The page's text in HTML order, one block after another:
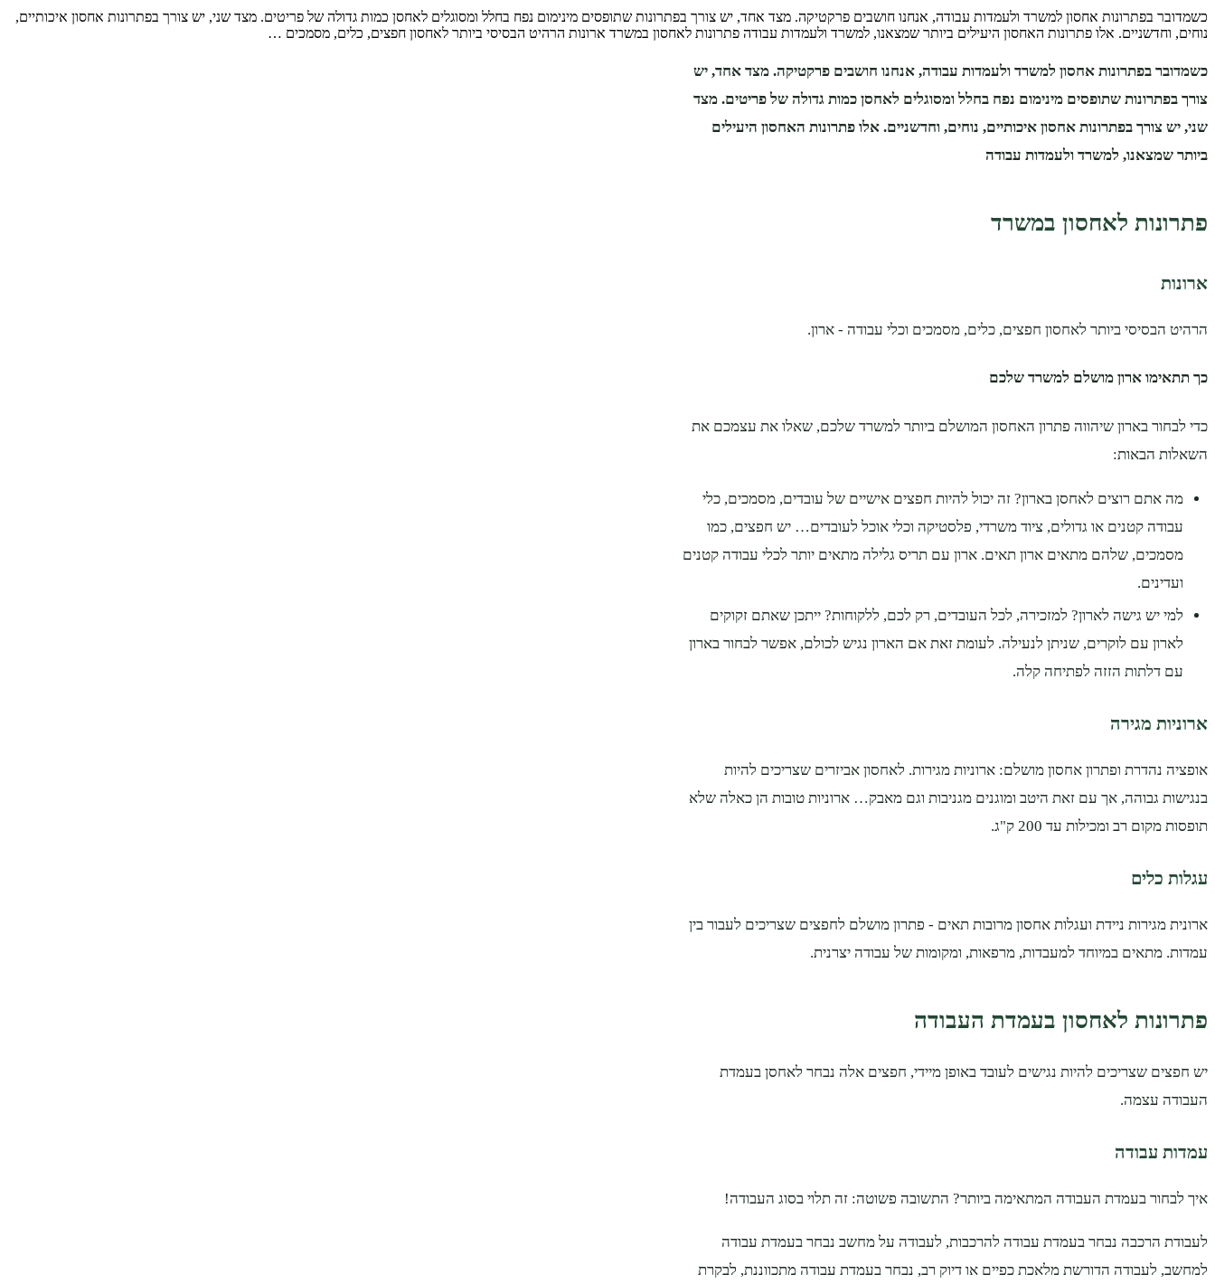
כשמדובר בפתרונות אחסון למשרד ולעמדות עבודה, אנחנו חושבים פרקטיקה. מצד אחד, יש צורך בפתרונות שתופסים מינימום נפח בחלל ומסוגלים לאחסן כמות גדולה של פריטים. מצד שני, יש צורך בפתרונות אחסון איכותיים,
נוחים, וחדשניים. אלו פתרונות האחסון היעילים ביותר שמצאנו, למשרד ולעמדות עבודה פתרונות לאחסון במשרד ארונות הרהיט הבסיסי ביותר לאחסון חפצים, כלים, מסמכים …
כשמדובר בפתרונות אחסון למשרד ולעמדות עבודה, אנחנו חושבים פרקטיקה. מצד אחד, יש
צורך בפתרונות שתופסים מינימום נפח בחלל ומסוגלים לאחסן כמות גדולה של פריטים. מצד
שני, יש צורך בפתרונות אחסון איכותיים, נוחים, וחדשניים. אלו פתרונות האחסון היעילים
ביותר שמצאנו, למשרד ולעמדות עבודה
פתרונות לאחסון במשרד
ארונות
הרהיט הבסיסי ביותר לאחסון חפצים, כלים, מסמכים וכלי עבודה - ארון.
כך תתאימו ארון מושלם למשרד שלכם
כדי לבחור בארון שיהווה פתרון האחסון המושלם ביותר למשרד שלכם, שאלו את עצמכם את
השאלות הבאות:
מה אתם רוצים לאחסן בארון? זה יכול להיות חפצים אישיים של עובדים, מסמכים, כלי
עבודה קטנים או גדולים, ציוד משרדי, פלסטיקה וכלי אוכל לעובדים… יש חפצים, כמו
מסמכים, שלהם מתאים ארון תאים. ארון עם תריס גלילה מתאים יותר לכלי עבודה קטנים
ועדינים.
למי יש גישה לארון? למזכירה, לכל העובדים, רק לכם, ללקוחות? ייתכן שאתם זקוקים
לארון עם לוקרים, שניתן לנעילה. לעומת זאת אם הארון נגיש לכולם, אפשר לבחור בארון
עם דלתות הזזה לפתיחה קלה.
ארוניות מגירה
אופציה נהדרת ופתרון אחסון מושלם: ארוניות מגירות. לאחסון אביזרים שצריכים להיות
בנגישות גבוהה, אך עם זאת היטב ומוגנים מגניבות וגם מאבק… ארוניות טובות הן כאלה שלא
תופסות מקום רב ומכילות עד 200 ק"ג.
עגלות כלים
ארונית מגירות ניידת ועגלות אחסון מרובות תאים - פתרון מושלם לחפצים שצריכים לעבור בין
עמדות. מתאים במיוחד למעבדות, מרפאות, ומקומות של עבודה יצרנית.
פתרונות לאחסון בעמדת העבודה
יש חפצים שצריכים להיות נגישים לעובד באופן מיידי, חפצים אלה נבחר לאחסן בעמדת
העבודה עצמה.
עמדות עבודה
איך לבחור בעמדת העבודה המתאימה ביותר? התשובה פשוטה: זה תלוי בסוג העבודה!
לעבודת הרכבה נבחר בעמדת עבודה להרכבות, לעבודה על מחשב נבחר בעמדת עבודה
למחשב, לעבודה הדורשת מלאכת כפיים או דיוק רב, נבחר בעמדת עבודה מתכווננת, לבקרת